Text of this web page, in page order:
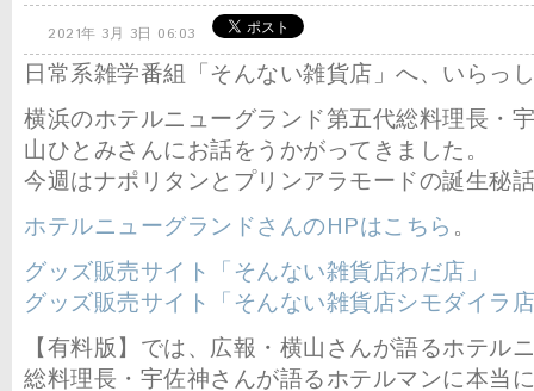
2021年 3月 3日 06:03
日常系雑学番組「そんない雑貨店」へ、いらっ
横浜のホテルニューグランド第五代総料理長・
山ひとみさんにお話をうかがってきました。
今週はナポリタンとプリンアラモードの誕生秘
ホテルニューグランドさんのHPはこちら 。
グッズ販売サイト「そんない雑貨店わだ店」
グッズ販売サイト「そんない雑貨店シモダイラ
【有料版】では、広報・横山さんが語るホテル
総料理長・宇佐神さんが語るホテルマンに本当